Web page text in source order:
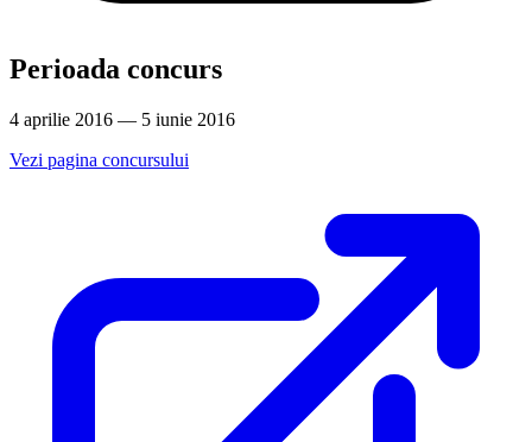
Perioada concurs
4 aprilie 2016 — 5 iunie 2016
Vezi pagina concursului